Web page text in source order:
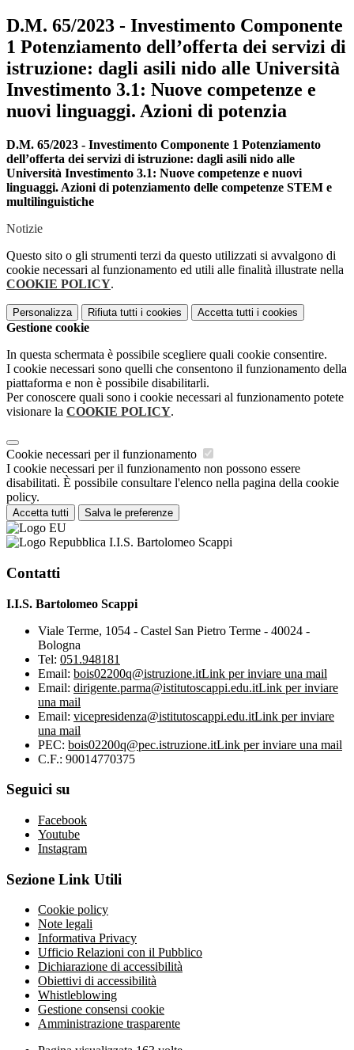
D.M. 65/2023 - Investimento Componente
1 Potenziamento dell’offerta dei servizi di
istruzione: dagli asili nido alle Università
Investimento 3.1: Nuove competenze e
nuovi linguaggi. Azioni di potenzia
D.M. 65/2023 - Investimento Componente 1 Potenziamento
dell’offerta dei servizi di istruzione: dagli asili nido alle
Università Investimento 3.1: Nuove competenze e nuovi
linguaggi. Azioni di potenziamento delle competenze STEM e
multilinguistiche
Notizie
Questo sito o gli strumenti terzi da questo utilizzati si avvalgono di
cookie necessari al funzionamento ed utili alle finalità illustrate nella
COOKIE POLICY.
Personalizza Rifiuta tutti i cookies Accetta tutti i cookies
Gestione cookie
In questa schermata è possibile scegliere quali cookie consentire.
I cookie necessari sono quelli che consentono il funzionamento della
piattaforma e non è possibile disabilitarli.
Per conoscere quali sono i cookie necessari al funzionamento potete
visionare la COOKIE POLICY.
Cookie necessari per il funzionamento
I cookie necessari per il funzionamento non possono essere
disabilitati. È possibile consultare l'elenco nella pagina della cookie
policy.
Accetta tutti Salva le preferenze
I.I.S. Bartolomeo Scappi
Contatti
I.I.S. Bartolomeo Scappi
Viale Terme, 1054 - Castel San Pietro Terme - 40024 -
Bologna
Tel: 051.948181
Email: bois02200q@istruzione.itLink per inviare una mail
Email: dirigente.parma@istitutoscappi.edu.itLink per inviare
una mail
Email: vicepresidenza@istitutoscappi.edu.itLink per inviare
una mail
PEC: bois02200q@pec.istruzione.itLink per inviare una mail
C.F.: 90014770375
Seguici su
Facebook
Youtube
Instagram
Sezione Link Utili
Cookie policy
Note legali
Informativa Privacy
Ufficio Relazioni con il Pubblico
Dichiarazione di accessibilità
Obiettivi di accessibilità
Whistleblowing
Gestione consensi cookie
Amministrazione trasparente